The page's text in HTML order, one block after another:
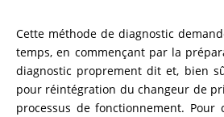
Cette méthode de diagnostic
temps, en commençant par la
diagnostic proprement dit et, bien
pour réintégration du changeur de
processus de fonctionnement. Pour